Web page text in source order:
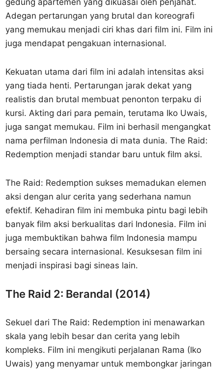
gedung apartemen yang dikuasai oleh penjahat.
Adegan pertarungan yang brutal dan koreografi
yang memukau menjadi ciri khas dari film ini. Film ini
juga mendapat pengakuan internasional.
Kekuatan utama dari film ini adalah intensitas aksi
yang tiada henti. Pertarungan jarak dekat yang
realistis dan brutal membuat penonton terpaku di
kursi. Akting dari para pemain, terutama Iko Uwais,
juga sangat memukau. Film ini berhasil mengangkat
nama perfilman Indonesia di mata dunia. The Raid:
Redemption menjadi standar baru untuk film aksi.
The Raid: Redemption sukses memadukan elemen
aksi dengan alur cerita yang sederhana namun
efektif. Kehadiran film ini membuka pintu bagi lebih
banyak film aksi berkualitas dari Indonesia. Film ini
juga membuktikan bahwa film Indonesia mampu
bersaing secara internasional. Kesuksesan film ini
menjadi inspirasi bagi sineas lain.
The Raid 2: Berandal (2014)
Sekuel dari The Raid: Redemption ini menawarkan
skala yang lebih besar dan cerita yang lebih
kompleks. Film ini mengikuti perjalanan Rama (Iko
Uwais) yang menyamar untuk membongkar jaringan